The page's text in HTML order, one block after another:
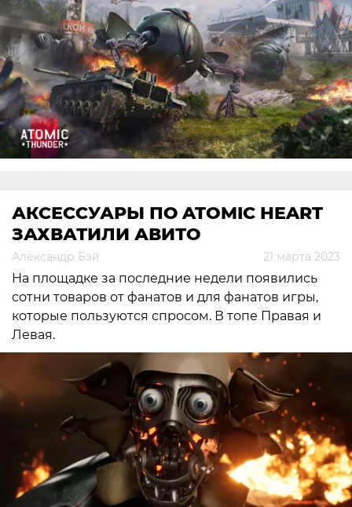
АКСЕССУАРЫ ПО ATOMIC HEART
ЗАХВАТИЛИ АВИТО
Александр Бэй 21 марта 2023
На площадке за последние недели появились
сотни товаров от фанатов и для фанатов игры,
которые пользуются спросом. В топе Правая и
Левая.